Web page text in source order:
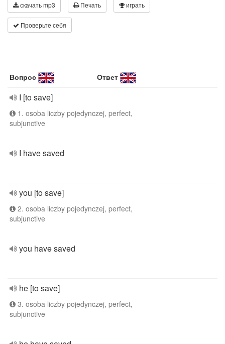
скачать mp3 Печать играть
Проверьте себя
Вопрос Ответ
I [to save]
1. osoba liczby pojedynczej, perfect,
subjunctive
I have saved
you [to save]
2. osoba liczby pojedynczej, perfect,
subjunctive
you have saved
he [to save]
3. osoba liczby pojedynczej, perfect,
subjunctive